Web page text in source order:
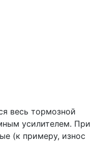
весь тормозной
усилителем. При
(к примеру, износ